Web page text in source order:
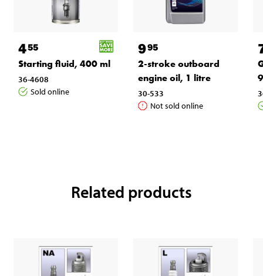
455
Starting fluid, 400 ml
36-4608
Sold online
995
2-stroke outboard
engine oil, 1 litre
30-533
Not sold online
Related products